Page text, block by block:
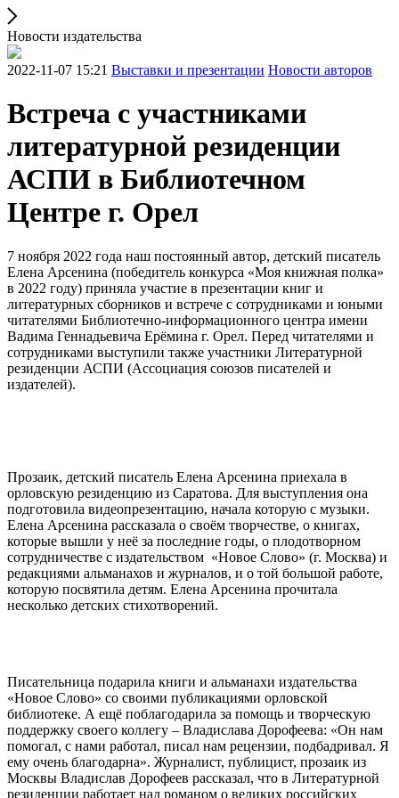
Новости издательства
2022-11-07 15:21 Выставки и презентации Новости авторов
Встреча с участниками
литературной резиденции
АСПИ в Библиотечном
Центре г. Орел
7 ноября 2022 года наш постоянный автор, детский писатель
Елена Арсенина (победитель конкурса «Моя книжная полка»
в 2022 году) приняла участие в презентации книг и
литературных сборников и встрече с сотрудниками и юными
читателями Библиотечно-информационного центра имени
Вадима Геннадьевича Ерёмина г. Орел. Перед читателями и
сотрудниками выступили также участники Литературной
резиденции АСПИ (Ассоциация союзов писателей и
издателей).
Прозаик, детский писатель Елена Арсенина приехала в
орловскую резиденцию из Саратова. Для выступления она
подготовила видеопрезентацию, начала которую с музыки.
Елена Арсенина рассказала о своём творчестве, о книгах,
которые вышли у неё за последние годы, о плодотворном
сотрудничестве с издательством «Новое Слово» (г. Москва) и
редакциями альманахов и журналов, и о той большой работе,
которую посвятила детям. Елена Арсенина прочитала
несколько детских стихотворений.
Писательница подарила книги и альманахи издательства
«Новое Слово» со своими публикациями орловской
библиотеке. А ещё поблагодарила за помощь и творческую
поддержку своего коллегу – Владислава Дорофеева: «Он нам
помогал, с нами работал, писал нам рецензии, подбадривал. Я
ему очень благодарна». Журналист, публицист, прозаик из
Москвы Владислав Дорофеев рассказал, что в Литературной
резиденции работает над романом о великих российских